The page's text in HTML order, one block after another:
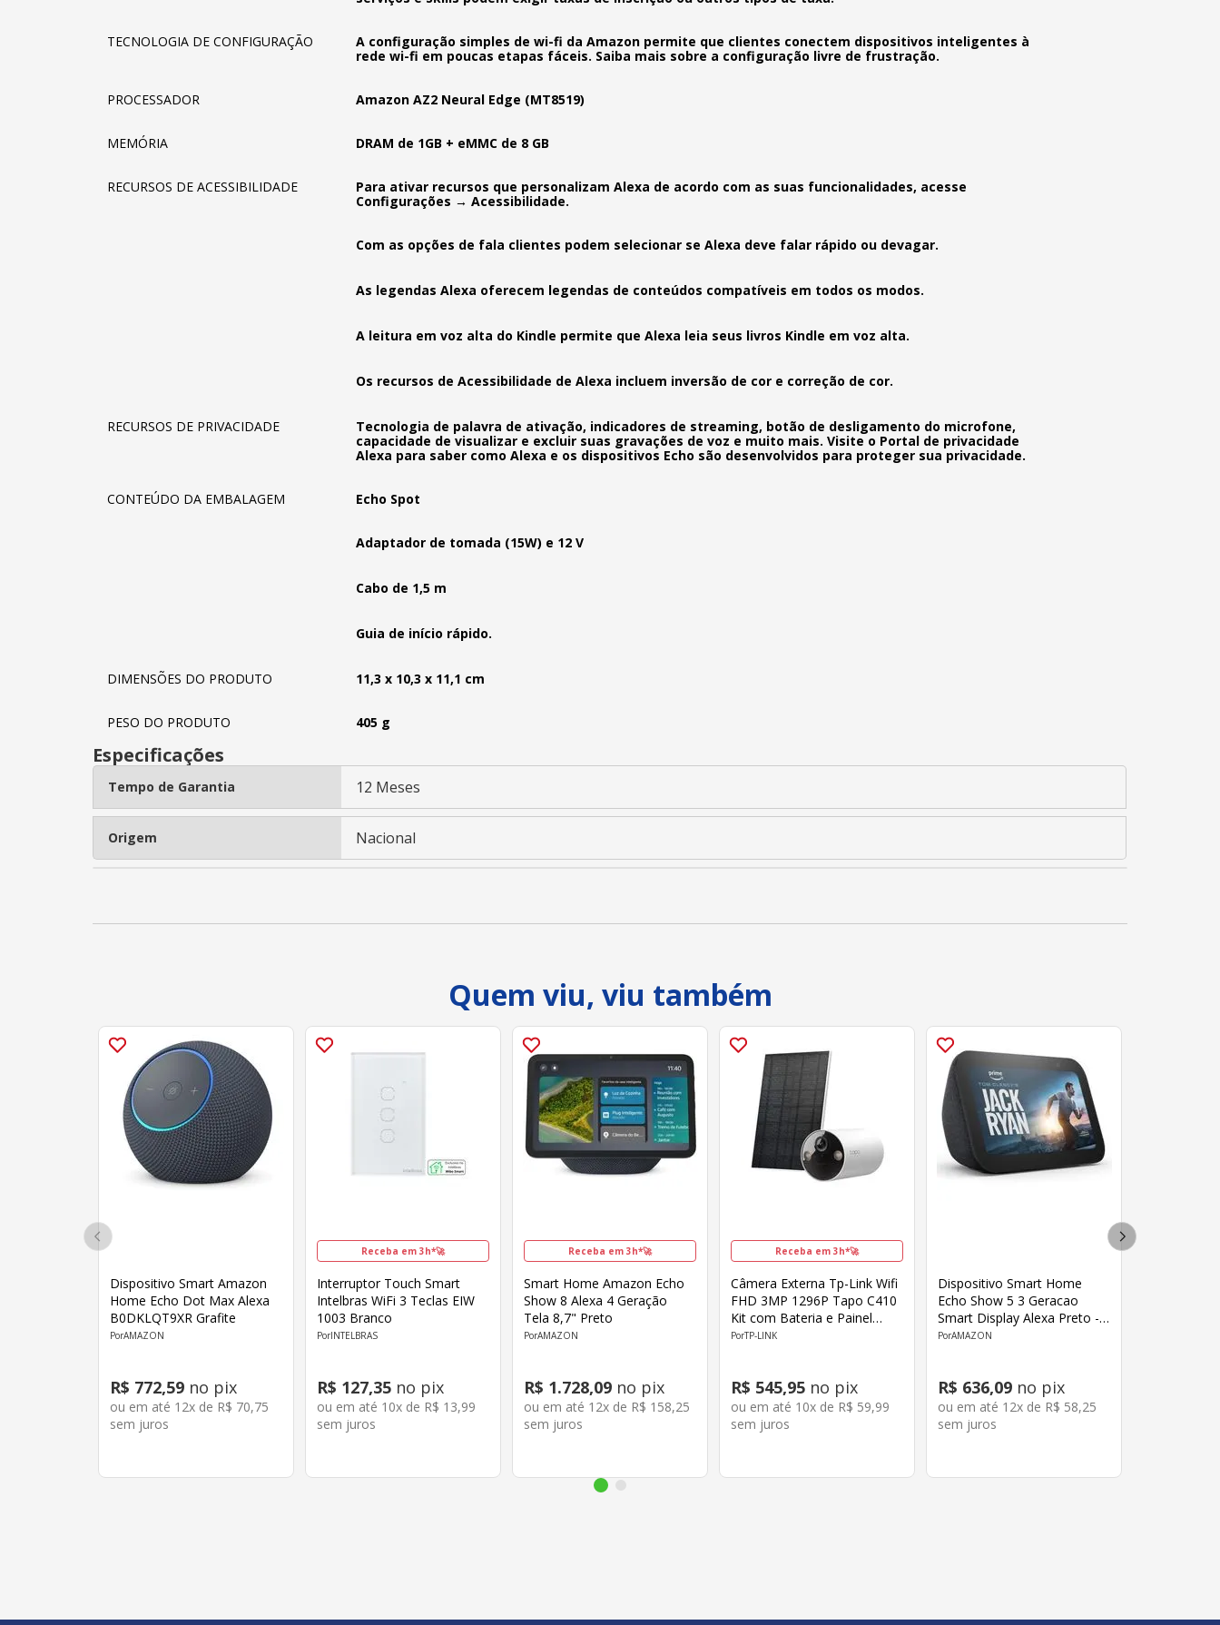
TECNOLOGIA DE CONFIGURAÇÃO
A configuração simples de wi-fi da Amazon permite que clientes conectem dispositivos inteligentes à
rede wi-fi em poucas etapas fáceis. Saiba mais sobre a configuração livre de frustração.
PROCESSADOR Amazon AZ2 Neural Edge (MT8519)
MEMÓRIA DRAM de 1GB + eMMC de 8 GB
RECURSOS DE ACESSIBILIDADE
Para ativar recursos que personalizam Alexa de acordo com as suas funcionalidades, acesse
Configurações → Acessibilidade.
Com as opções de fala clientes podem selecionar se Alexa deve falar rápido ou devagar.
As legendas Alexa oferecem legendas de conteúdos compatíveis em todos os modos.
A leitura em voz alta do Kindle permite que Alexa leia seus livros Kindle em voz alta.
Os recursos de Acessibilidade de Alexa incluem inversão de cor e correção de cor.
RECURSOS DE PRIVACIDADE
Tecnologia de palavra de ativação, indicadores de streaming, botão de desligamento do microfone,
capacidade de visualizar e excluir suas gravações de voz e muito mais. Visite o Portal de privacidade
Alexa para saber como Alexa e os dispositivos Echo são desenvolvidos para proteger sua privacidade.
CONTEÚDO DA EMBALAGEM Echo Spot
Adaptador de tomada (15W) e 12 V
Cabo de 1,5 m
Guia de início rápido.
DIMENSÕES DO PRODUTO 11,3 x 10,3 x 11,1 cm
PESO DO PRODUTO 405 g
Especificações
Tempo de Garantia 12 Meses
Origem Nacional
Quem viu, viu também
Dispositivo Smart Amazon
Home Echo Dot Max Alexa
B0DKLQT9XR Grafite
AMAZON
R$ 772,59 no pix
ou em até 12x de R$ 70,75
sem juros
Receba em 3h*🚀
Interruptor Touch Smart
Intelbras WiFi 3 Teclas EIW
1003 Branco
INTELBRAS
R$ 127,35 no pix
ou em até 10x de R$ 13,99
sem juros
Receba em 3h*🚀
Smart Home Amazon Echo
Show 8 Alexa 4 Geração
Tela 8,7" Preto
AMAZON
R$ 1.728,09 no pix
ou em até 12x de R$ 158,25
sem juros
Receba em 3h*🚀
Câmera Externa Tp-Link Wifi
FHD 3MP 1296P Tapo C410
Kit com Bateria e Painel
Solar Branco
TP-LINK
R$ 545,95 no pix
ou em até 10x de R$ 59,99
sem juros
Dispositivo Smart Home
Echo Show 5 3 Geracao
Smart Display Alexa Preto -
Amazon
AMAZON
R$ 636,09 no pix
ou em até 12x de R$ 58,25
sem juros